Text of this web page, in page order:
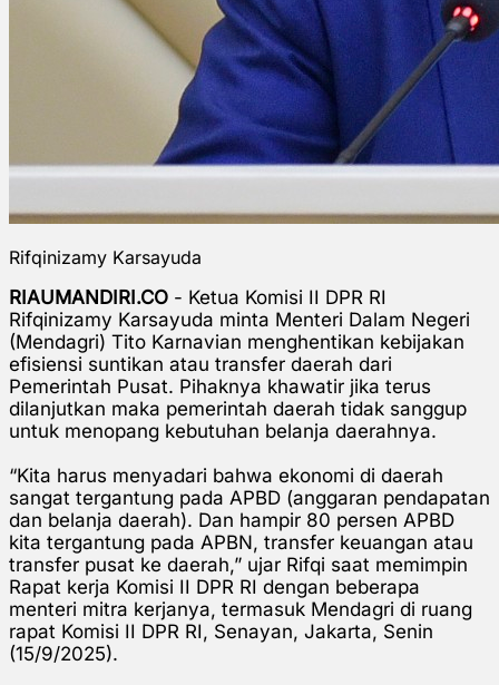
Rifqinizamy Karsayuda
RIAUMANDIRI.CO - Ketua Komisi II DPR RI
Rifqinizamy Karsayuda minta Menteri Dalam Negeri
(Mendagri) Tito Karnavian menghentikan kebijakan
efisiensi suntikan atau transfer daerah dari
Pemerintah Pusat. Pihaknya khawatir jika terus
dilanjutkan maka pemerintah daerah tidak sanggup
untuk menopang kebutuhan belanja daerahnya.
“Kita harus menyadari bahwa ekonomi di daerah
sangat tergantung pada APBD (anggaran pendapatan
dan belanja daerah). Dan hampir 80 persen APBD
kita tergantung pada APBN, transfer keuangan atau
transfer pusat ke daerah,” ujar Rifqi saat memimpin
Rapat kerja Komisi II DPR RI dengan beberapa
menteri mitra kerjanya, termasuk Mendagri di ruang
rapat Komisi II DPR RI, Senayan, Jakarta, Senin
(15/9/2025).